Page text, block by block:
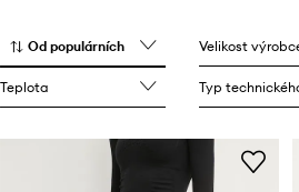
Od populárních Velikost
Teplota Typ technického spodního